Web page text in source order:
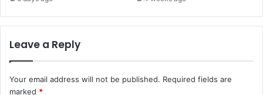
Leave a Reply
Your email address will not be published. Required fields are
marked *